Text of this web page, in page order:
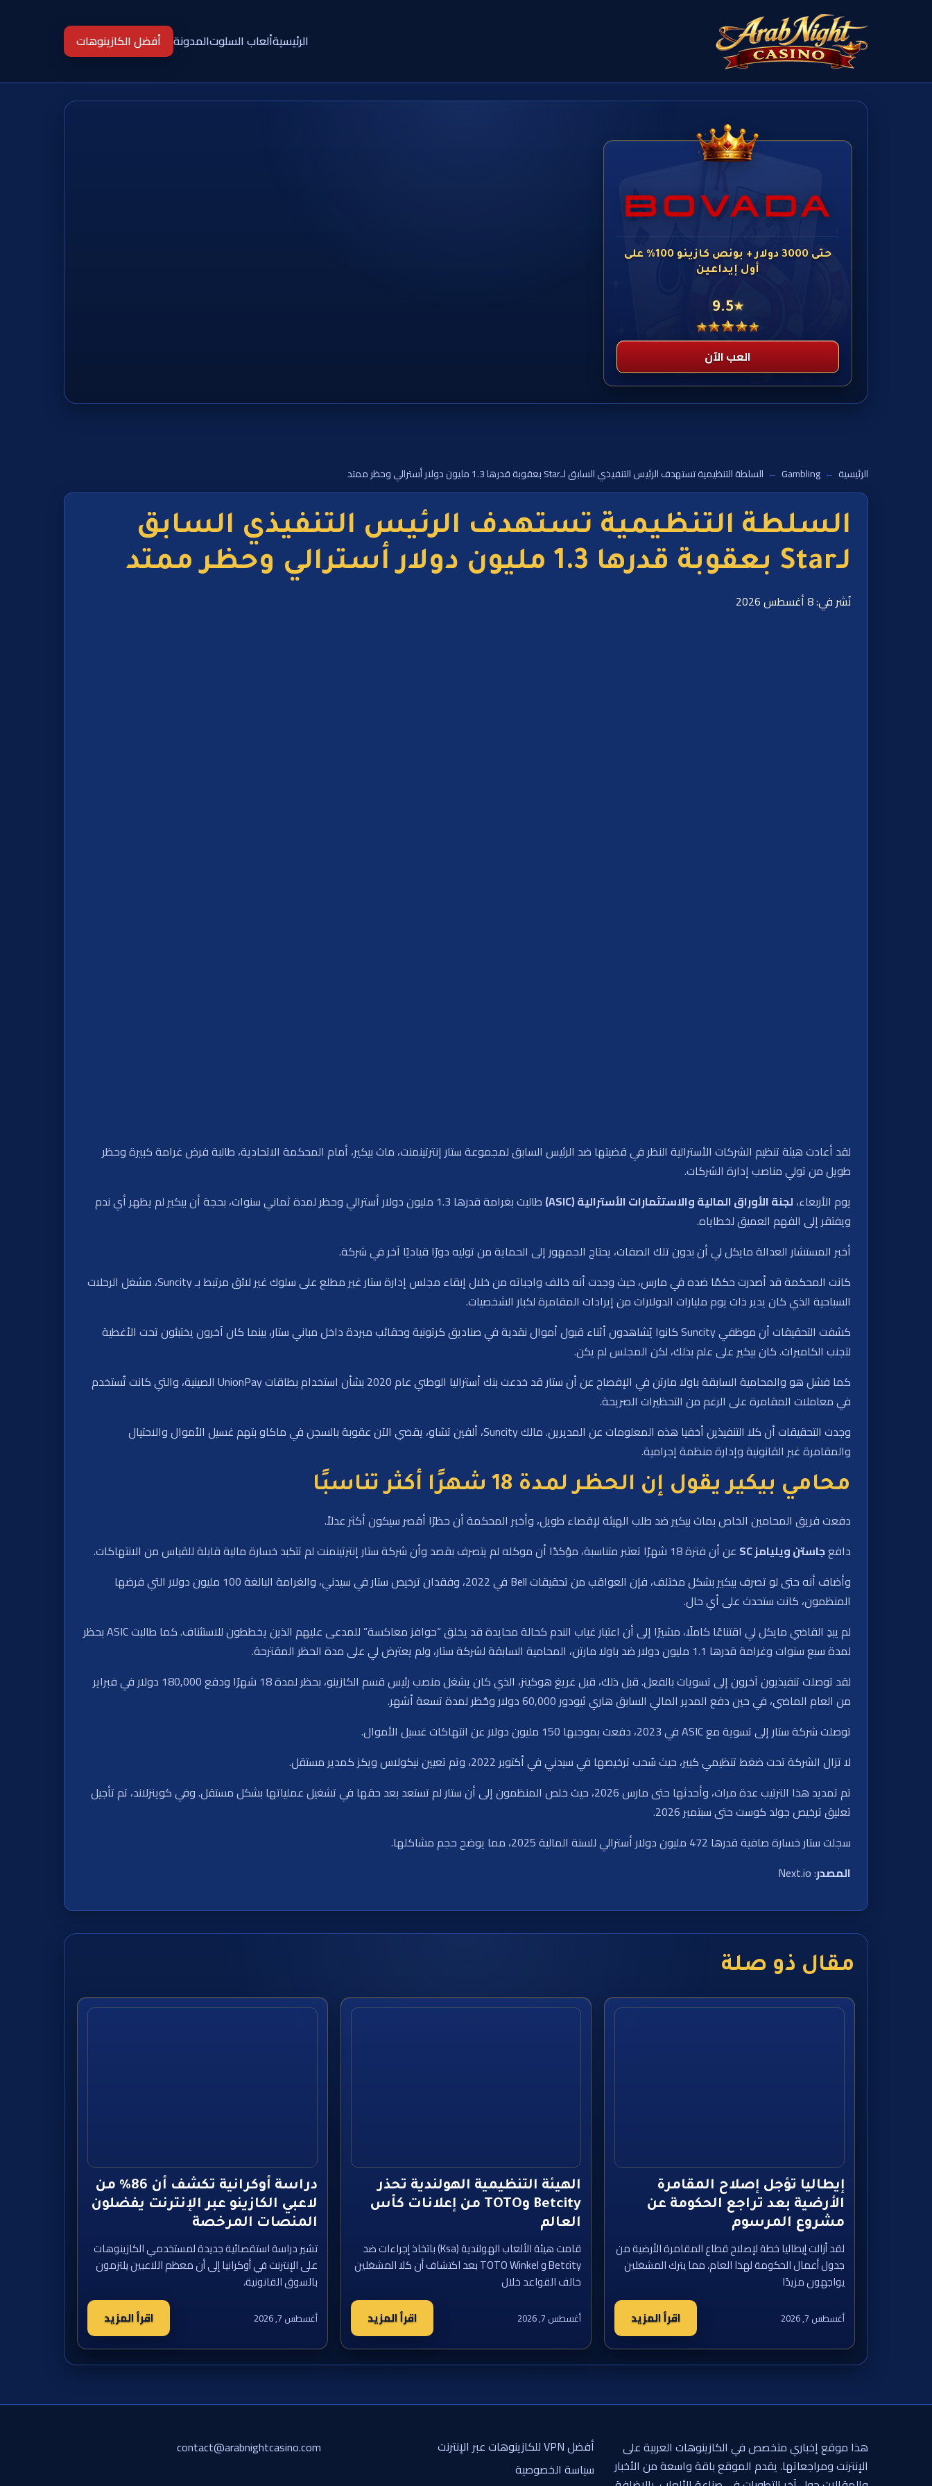
الرئيسيةألعاب السلوتالمدونة أفضل الكازينوهات
حتى 3000 دولار + بونص كازينو 100% على
أول إيداعين
★
9.5
العب الآن
الرئيسية ←
Gambling
← السلطة التنظيمية تستهدف الرئيس التنفيذي السابق لـStar بعقوبة قدرها 1.3 مليون دولار أسترالي وحظر ممتد
السلطة التنظيمية تستهدف الرئيس التنفيذي السابق
لـStar بعقوبة قدرها 1.3 مليون دولار أسترالي وحظر ممتد
نُشر في: 8 أغسطس 2026
لقد أعادت هيئة تنظيم الشركات الأسترالية النظر في قضيتها ضد الرئيس السابق لمجموعة ستار إنترتينمنت، ماث بيكير، أمام المحكمة الاتحادية، طالبة فرض غرامة كبيرة وحظر
طويل من تولي مناصب إدارة الشركات.
يوم الأربعاء، لجنة الأوراق المالية والاستثمارات الأسترالية (ASIC)
طالبت بغرامة قدرها 1.3 مليون دولار أسترالي وحظر لمدة ثماني سنوات، بحجة أن بيكير لم يظهر أي ندم
ويفتقر إلى الفهم العميق لخطاياه.
أخبر المستشار العدالة مايكل لي أن بدون تلك الصفات، يحتاج الجمهور إلى الحماية من توليه دورًا قياديًا آخر في شركة.
كانت المحكمة قد أصدرت حكمًا ضده في مارس، حيث وجدت أنه خالف واجباته من خلال إبقاء مجلس إدارة ستار غير مطلع على سلوك غير لائق مرتبط بـ Suncity، مشغل الرحلات
السياحية الذي كان يدير ذات يوم مليارات الدولارات من إيرادات المقامرة لكبار الشخصيات.
كشفت التحقيقات أن موظفي Suncity كانوا يُشاهدون أثناء قبول أموال نقدية في صناديق كرتونية وحقائب مبردة داخل مباني ستار، بينما كان آخرون يختبئون تحت الأغطية
لتجنب الكاميرات. كان بيكير على علم بذلك، لكن المجلس لم يكن.
كما فشل هو والمحامية السابقة باولا مارتن في الإفصاح عن أن ستار قد خدعت بنك أستراليا الوطني عام 2020 بشأن استخدام بطاقات UnionPay الصينية، والتي كانت تُستخدم
في معاملات المقامرة على الرغم من التحظيرات الصريحة.
وجدت التحقيقات أن كلا التنفيذين أخفيا هذه المعلومات عن المديرين. مالك Suncity، ألفين تشاو، يقضي الآن عقوبة بالسجن في ماكاو بتهم غسيل الأموال والاحتيال
والمقامرة غير القانونية وإدارة منظمة إجرامية.
محامي بيكير يقول إن الحظر لمدة 18 شهرًا أكثر تناسبًا
دفعت فريق المحامين الخاص بماث بيكير ضد طلب الهيئة لإقصاء طويل، وأخبر المحكمة أن حظرًا أقصر سيكون أكثر عدلاً.
دافعجاستن ويليامز SC
عن أن فترة 18 شهرًا تعتبر متناسبة، مؤكدًا أن موكله لم يتصرف بقصد وأن شركة ستار إنترتينمنت لم تتكبد خسارة مالية قابلة للقياس من الانتهاكات.
وأضاف أنه حتى لو تصرف بيكير بشكل مختلف، فإن العواقب من تحقيقات Bell في 2022، وفقدان ترخيص ستار في سيدني، والغرامة البالغة 100 مليون دولار التي فرضها
المنظمون، كانت ستحدث على أي حال.
لم يبدِ القاضي مايكل لي اقتناعًا كاملًا، مشيرًا إلى أن اعتبار غياب الندم كحالة محايدة قد يخلق “حوافز معاكسة” للمدعى عليهم الذين يخططون للاستئناف. كما طالبت ASIC بحظر
لمدة سبع سنوات وغرامة قدرها 1.1 مليون دولار ضد باولا مارتن، المحامية السابقة لشركة ستار، ولم يعترض لي على مدة الحظر المقترحة.
لقد توصلت تنفيذيون آخرون إلى تسويات بالفعل. قبل ذلك، قبل غريغ هوكينز، الذي كان يشغل منصب رئيس قسم الكازينو، بحظر لمدة 18 شهرًا ودفع 180,000 دولار في فبراير
من العام الماضي، في حين دفع المدير المالي السابق هاري ثيودور 60,000 دولار وحُظر لمدة تسعة أشهر.
توصلت شركة ستار إلى تسوية مع ASIC في 2023، دفعت بموجبها 150 مليون دولار عن انتهاكات غسيل الأموال.
لا تزال الشركة تحت ضغط تنظيمي كبير، حيث سُحب ترخيصها في سيدني في أكتوبر 2022، وتم تعيين نيكولاس ويكز كمدير مستقل.
تم تمديد هذا الترتيب عدة مرات، وأحدثها حتى مارس 2026، حيث خلص المنظمون إلى أن ستار لم تستعد بعد حقها في تشغيل عملياتها بشكل مستقل. وفي كوينزلاند، تم تأجيل
تعليق ترخيص جولد كوست حتى سبتمبر 2026.
سجلت ستار خسارة صافية قدرها 472 مليون دولار أسترالي للسنة المالية 2025، مما يوضح حجم مشاكلها.
المصدر: Next.io
مقال ذو صلة
إيطاليا تؤجل إصلاح المقامرة
الأرضية بعد تراجع الحكومة عن
مشروع المرسوم
لقد أزالت إيطاليا خطة لإصلاح قطاع المقامرة الأرضية من
جدول أعمال الحكومة لهذا العام، مما يترك المشغلين
يواجهون مزيدًا
أغسطس 7, 2026 اقرأ المزيد
الهيئة التنظيمية الهولندية تحذر
Betcity وTOTO من إعلانات كأس
العالم
قامت هيئة الألعاب الهولندية (Ksa) باتخاذ إجراءات ضد
Betcity و TOTO Winkel بعد اكتشاف أن كلا المشغلين
خالف القواعد خلال
أغسطس 7, 2026 اقرأ المزيد
دراسة أوكرانية تكشف أن 86% من
لاعبي الكازينو عبر الإنترنت يفضلون
المنصات المرخصة
تشير دراسة استقصائية جديدة لمستخدمي الكازينوهات
على الإنترنت في أوكرانيا إلى أن معظم اللاعبين يلتزمون
بالسوق القانونية،
أغسطس 7, 2026 اقرأ المزيد
هذا موقع إخباري متخصص في الكازينوهات العربية على
الإنترنت ومراجعاتها. يقدم الموقع باقة واسعة من الأخبار
أفضل VPN للكازينوهات عبر الإنترنت
سياسة الخصوصية
contact@arabnightcasino.com